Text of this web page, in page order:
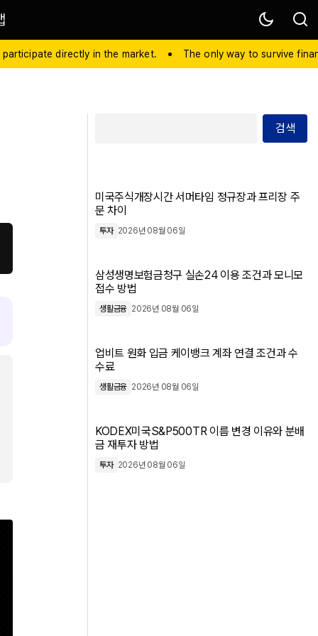
directly in the market. The only way to survive
검색
미국주식개장시간 서머타임 정규장과 프리장 주
문 차이
투자 2026년 08월 06일
삼성생명보험금청구 실손24 이용 조건과 모니모
접수 방법
생활금융 2026년 08월 06일
업비트 원화 입금 케이뱅크 계좌 연결 조건과 수
수료
생활금융 2026년 08월 06일
KODEX미국S&P500TR 이름 변경 이유와 분배
금 재투자 방법
투자 2026년 08월 06일